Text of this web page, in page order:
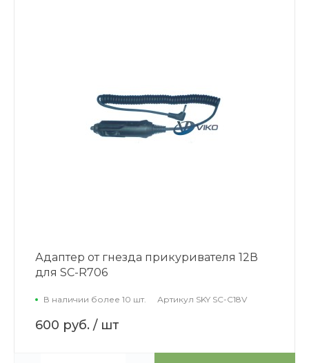
Адаптер от гнезда прикуривателя 12В
для SC-R706
В наличии более 10 шт. Артикул SKY SC-C18V
600 руб. / шт